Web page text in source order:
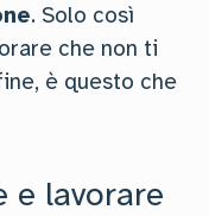
. Solo così
che non ti
è questo che
e lavorare